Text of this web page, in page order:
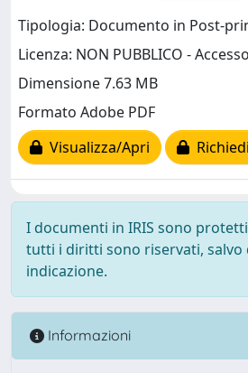
Tipologia: Documento in Post-
Licenza: NON PUBBLICO -
Dimensione 7.63 MB
Formato Adobe PDF
Visualizza/Apri
I documenti in IRIS sono
tutti i diritti sono riservati, salvo
indicazione.
Informazioni